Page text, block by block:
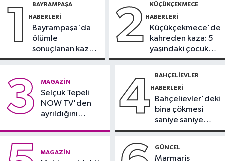
benzerliği nedeniyle 10 gün hapis
Küçükçekmece Haberleri
11:33
Sinema Günleri başladı
Avcılar Haberleri
1 BAYRAMPAŞA
HABERLERI
Bayrampaşa'da
ölümle
sonuçlanan kaza:
Sürücü
2 KÜÇÜKÇEKMECE
HABERLERI
Küçükçekmece'de
kahreden kaza: 5
yaşındaki çocuk
yoğun bakımda
3 MAGAZIN
Selçuk Tepeli
NOW TV'den
ayrıldığını
4 BAHÇELIEVLER
HABERLERI
Bahçelievler'deki
bina çökmesi
saniye saniye
görüntülendi
MAGAZIN
GÜNCEL
Marmaris